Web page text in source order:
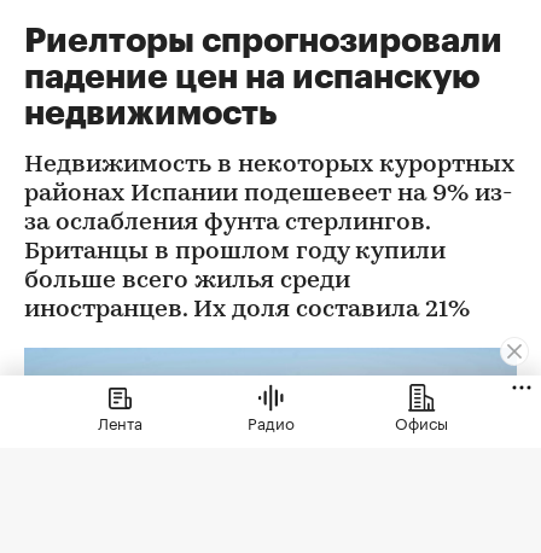
Риелторы спрогнозировали
падение цен на испанскую
недвижимость
Недвижимость в некоторых курортных
районах Испании подешевеет на 9% из-
за ослабления фунта стерлингов.
Британцы в прошлом году купили
больше всего жилья среди
иностранцев. Их доля составила 21%
Лента Радио Офисы